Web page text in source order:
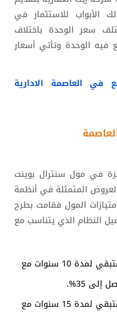
الأبواب للاستثمار في
سعر الوحدة باختلاف
فيه الوحدة وتأتي أسعار
في العاصمة الادارية
في مول سنترال بوينت
المتمثلة في أنظمة
المول فقامت بطرح
النظام الذي يتناسب مع
دفع مقدم 10% وتقسيط المتبقي لمدة 10 سنوات مع
35%.
دفع مقدم 15% وتقسيط المتبقي لمدة 15 سنوات مع